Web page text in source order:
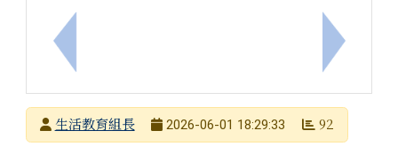
上一筆：中華民國象棋文化協會舉辦「2026 夏季兒
下一筆：
發布者生活教育組長
2026-06-01 18:29:33 92